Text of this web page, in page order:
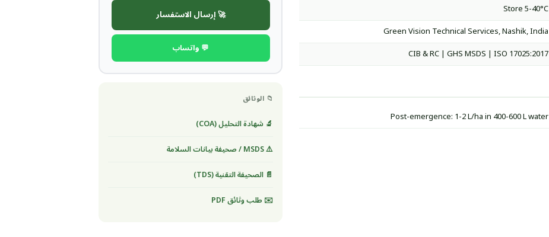
Store 5-40°C
Green Vision Technical Services, Nashik, India
CIB & RC | GHS MSDS | ISO 17025:2017
Post-emergence: 1-2 L/ha in 400-600 L water
🚀 إرسال الاستفسار
💬 واتساب
📁 الوثائق
🔬 شهادة التحليل (COA)
⚠️ MSDS / صحيفة بيانات السلامة
📄 الصحيفة التقنية (TDS)
✉️ طلب وثائق PDF